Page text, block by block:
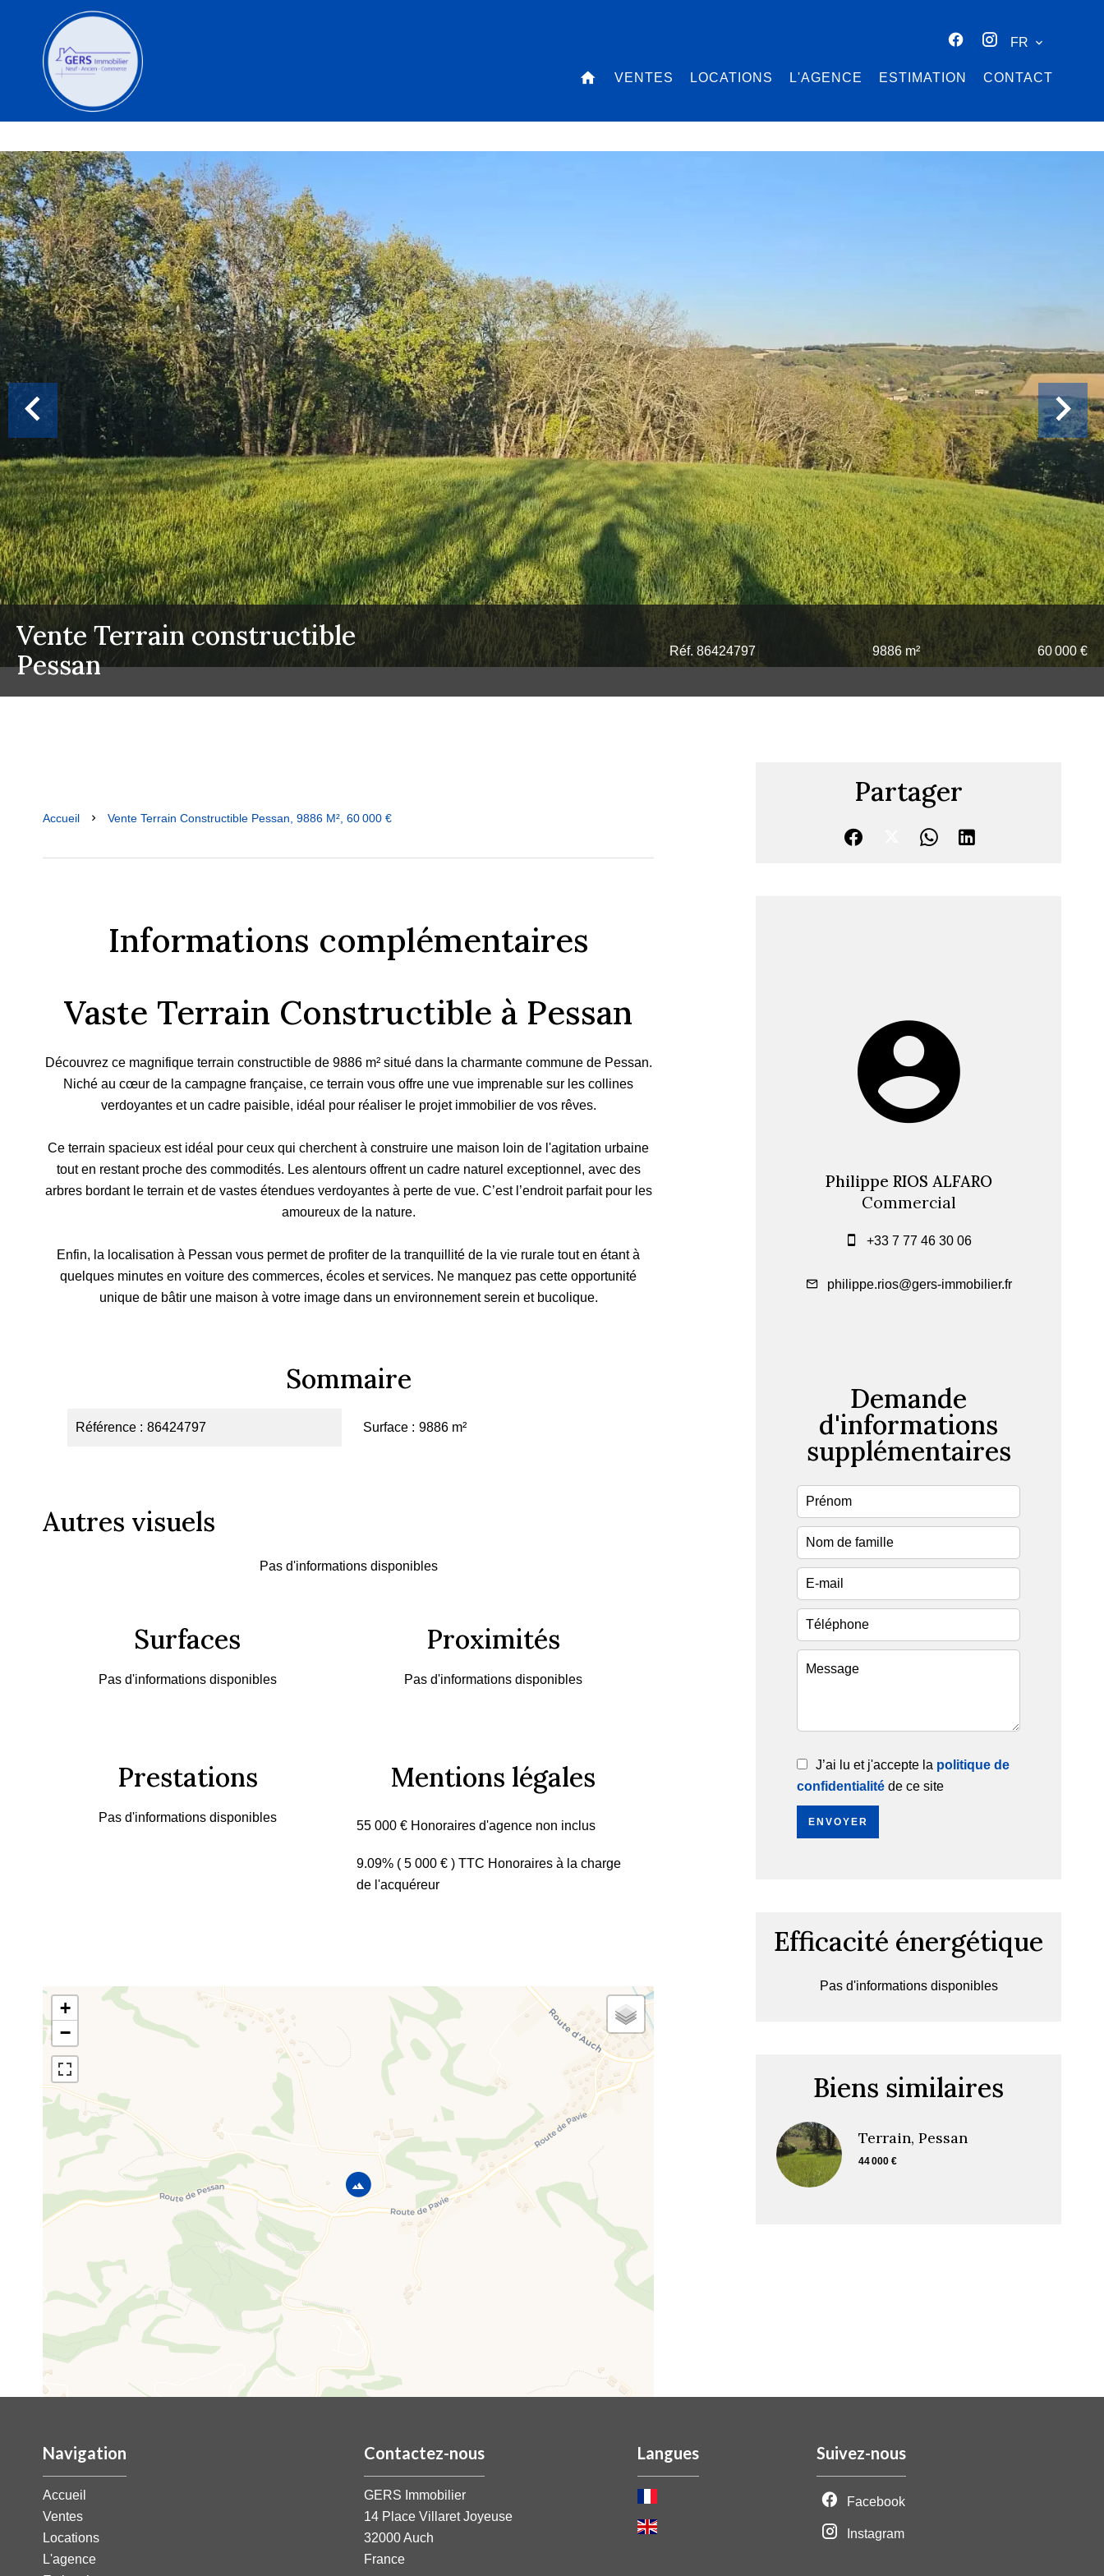
FR
VENTES LOCATIONS L'AGENCE ESTIMATION CONTACT
Vente Terrain constructible
Pessan
Réf. 86424797 9886 m² 60 000 €
Accueil Vente Terrain Constructible Pessan, 9886 M², 60 000 €
Informations complémentaires
Vaste Terrain Constructible à Pessan
Découvrez ce magnifique terrain constructible de 9886 m² situé dans la charmante commune de Pessan.
Niché au cœur de la campagne française, ce terrain vous offre une vue imprenable sur les collines
verdoyantes et un cadre paisible, idéal pour réaliser le projet immobilier de vos rêves.
Ce terrain spacieux est idéal pour ceux qui cherchent à construire une maison loin de l'agitation urbaine
tout en restant proche des commodités. Les alentours offrent un cadre naturel exceptionnel, avec des
arbres bordant le terrain et de vastes étendues verdoyantes à perte de vue. C’est l’endroit parfait pour les
amoureux de la nature.
Enfin, la localisation à Pessan vous permet de profiter de la tranquillité de la vie rurale tout en étant à
quelques minutes en voiture des commerces, écoles et services. Ne manquez pas cette opportunité
unique de bâtir une maison à votre image dans un environnement serein et bucolique.
Sommaire
Référence 86424797 Surface 9886 m²
Autres visuels
Pas d'informations disponibles
Surfaces
Pas d'informations disponibles
Proximités
Pas d'informations disponibles
Prestations
Pas d'informations disponibles
Mentions légales
55 000 € Honoraires d'agence non inclus
9.09% ( 5 000 € ) TTC Honoraires à la charge
de l'acquéreur
+
−
Partager
Philippe RIOS ALFARO
Commercial
+33 7 77 46 30 06
philippe.rios@gers-immobilier.fr
Demande
d'informations
supplémentaires
J’ai lu et j'accepte la politique de
confidentialité de ce site
ENVOYER
Efficacité énergétique
Pas d'informations disponibles
Biens similaires
Terrain, Pessan
44 000 €
Navigation
Accueil
Ventes
Locations
L'agence
Contactez-nous
GERS Immobilier
14 Place Villaret Joyeuse
32000Auch
France
Langues Suivez-nous
Facebook
Instagram